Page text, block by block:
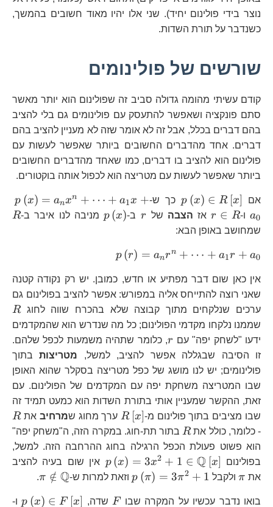
נוצר בידי פולינום יחיד). שני אלו יהיו מאוד חשובים בהמשך,
כשנדבר על תורת השדות.
שורשים של פולינומים
קודם עשיתי מהומה גדולה סביב זה שפולינום הוא יותר מאשר
סתם פונקציה ושאפשר להתעסק עם פולינומים גם בלי להציב
בהם דברים בכלל, אבל זה לא אומר שזה לא מעניין להציב בהם
דברים. אחד מהדברים החשובים ביותר שאפשר לעשות עם
פולינום הוא להציב בו דברים, כמו שאחד מהדברים החשובים
ביותר שאפשר לעשות עם מטריצה הוא לכפול אותה בוקטורים.
אם
p\left(x\right)\in
R\left[x\right]
p (x) ∈ R [x] כך ש- p (x) = anxn + ⋯ + a1x +
a0 ו-
r\in
r ∈ R אז הצבה של r r ב- p\left(x\right)
p (x) מניבה לנו איבר ב-R
שמחושב באופן הבא:
p (r) = anrn + ⋯ + a1r + a0
אין כאן שום דבר מפתיע או חדש, כמובן. יש רק נקודה קטנה
שאני רוצה להתייחס אליה במפורש: אפשר להציב בפולינום גם
ערכים שנלקחים מתוך קבוצה שלא בהכרח שווה לחוגR
שממנו נלקחו מקדמי הפולינום; כל מה שנדרש הוא שהמקדמים
ידעו "לשחק יפה" עם
r r, כלומר שתהיה משמעות לכפל שלהם.
זו הסיבה שבגללה אפשר להציב, למשל, מטריצותבתוך
פולינומים; יש לנו מושג של כפל מטריצה בסקלר שהוא האופן
שבו המטריצה משחקת יפה עם המקדמים של הפולינום. עם
זאת, ההקשר שמעניין אותי בתורת השדות הוא כמעט תמיד זה
שבו מציבים בתוך פולינום מ-
R\left[x\right]
R [x] ערך מחוג שמרחיב אתR
- כלומר, כולל את R R בתור תת-חוג. במקרה הזה, ה"משחק יפה"
הוא פשוט פעולת הכפל הרגילה בחוג ההרחבה הזה. למשל,
בפולינום
p (x) = 3x2 + 1 ∈ Q [x]
אין שום בעיה להציב
את
\pi πולקבל p (π) = 3π2 + 1 וזאת למרות ש- π ∈
/ Q
.
בואו נדבר עכשיו על המקרה שבו
F
F שדה, p (x) ∈ F [x] ו-